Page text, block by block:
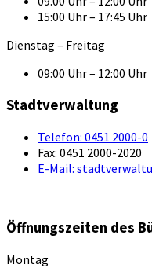
15:00 Uhr – 17:45 Uhr
Dienstag – Freitag
09:00 Uhr – 12:00 Uhr
Stadtverwaltung
Telefon: 0451 2000-0
Fax: 0451 2000-2020
E-Mail:
Öffnungszeiten des
Montag